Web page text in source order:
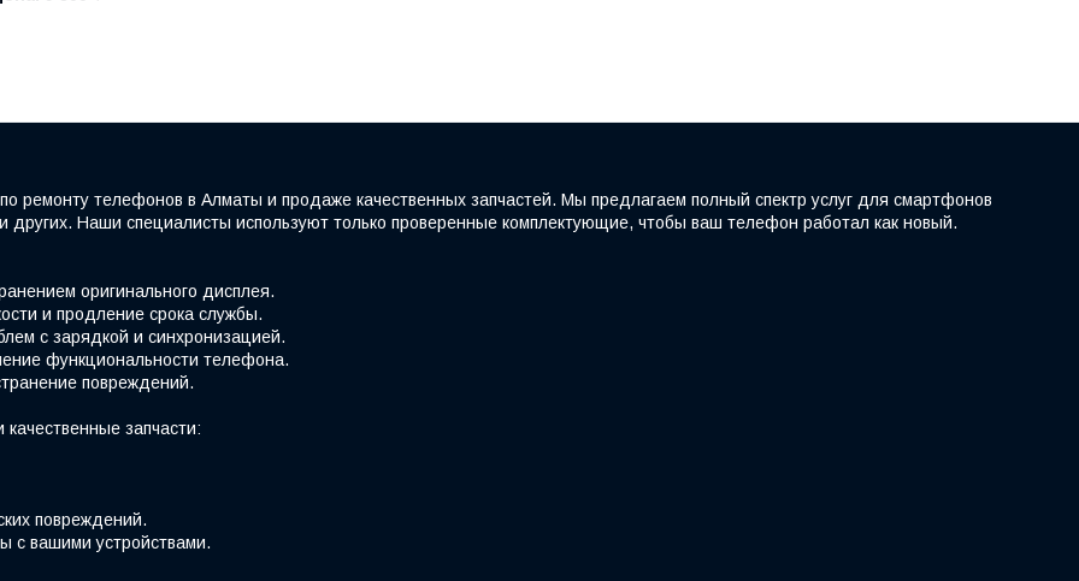
телефонов в Алматы и продаже качественных запчастей. Мы предлагаем полный спектр услуг для смартфонов
других. Наши специалисты используют только проверенные комплектующие, чтобы ваш телефон работал как новый.
оригинального дисплея.
и продление срока службы.
с зарядкой и синхронизацией.
функциональности телефона.
повреждений.
запчасти:
повреждений.
с вашими устройствами.